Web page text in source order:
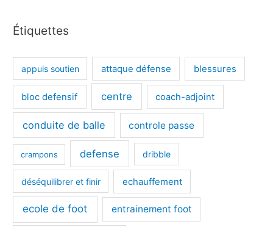
Étiquettes
appuis soutien attaque défense blessures
bloc defensif centre coach-adjoint
conduite de balle controle passe
crampons defense dribble
déséquilibrer et finir echauffement
ecole de foot entrainement foot